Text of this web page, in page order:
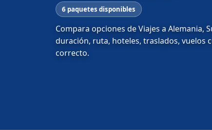
6 paquetes disponibles
Compara opciones de Viajes a Alemania,
duración, ruta, hoteles, traslados, vuelos
correcto.